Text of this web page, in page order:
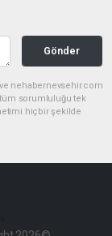
Gönder
nehabernevsehir.com
tüm sorumluluğu tek
hiçbir şekilde